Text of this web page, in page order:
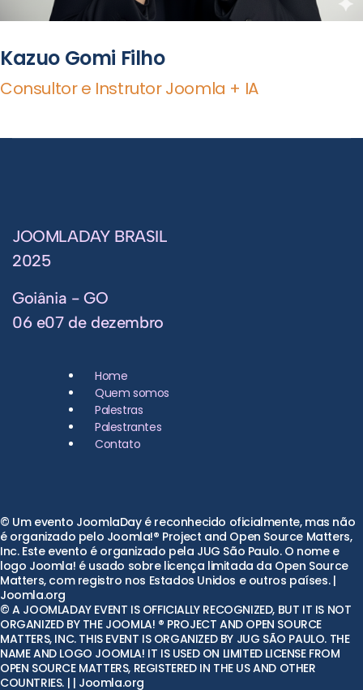
Kazuo Gomi Filho
Consultor e Instrutor Joomla + IA
JOOMLADAY BRASIL
2025
Goiânia - GO
06 e07 de dezembro
Home
Quem somos
Palestras
Palestrantes
Contato
© Um evento JoomlaDay é reconhecido oficialmente, mas não
é organizado pelo Joomla!® Project and Open Source Matters,
Inc. Este evento é organizado pela JUG São Paulo. O nome e
logo Joomla! é usado sobre licença limitada da Open Source
Matters, com registro nos Estados Unidos e outros países. |
Joomla.org
© A JOOMLADAY EVENT IS OFFICIALLY RECOGNIZED, BUT IT IS NOT
ORGANIZED BY THE JOOMLA! ® PROJECT AND OPEN SOURCE
MATTERS, INC. THIS EVENT IS ORGANIZED BY JUG SÃO PAULO. THE
NAME AND LOGO JOOMLA! IT IS USED ON LIMITED LICENSE FROM
OPEN SOURCE MATTERS, REGISTERED IN THE US AND OTHER
COUNTRIES. | | Joomla.org